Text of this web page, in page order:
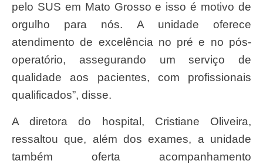
pelo SUS em Mato Grosso e isso é motivo de
orgulho para nós. A unidade oferece
atendimento de excelência no pré e no pós-
operatório, assegurando um serviço de
qualidade aos pacientes, com profissionais
qualificados”, disse.
A diretora do hospital, Cristiane Oliveira,
ressaltou que, além dos exames, a unidade
também oferta acompanhamento